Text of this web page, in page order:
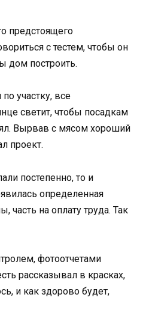
предстоящего
с тестем, чтобы он
дом построить.
участку, все
светит, чтобы посадкам
Вырвав с мясом хороший
проект.
постепенно, то и
определенная
часть на оплату труда. Так
фотоотчетами
рассказывал в красках,
и как здорово будет,